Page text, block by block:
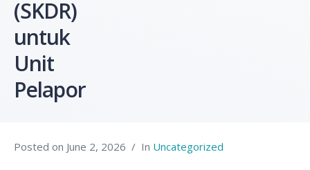
(SKDR)
untuk
Unit
Pelapor
Posted on June 2, 2026 In Uncategorized